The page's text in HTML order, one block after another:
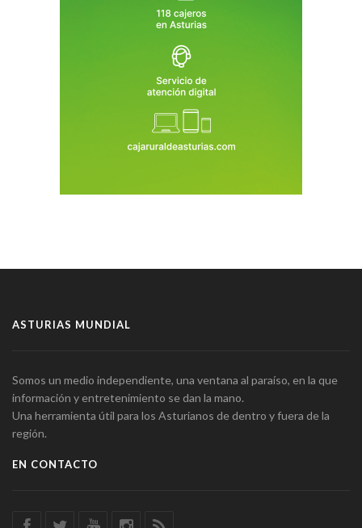
ASTURIAS MUNDIAL
Somos un medio independiente, una ventana al paraíso, en la que
información y entretenimiento se dan la mano.
Una herramienta útil para los Asturianos de dentro y fuera de la
región.
EN CONTACTO